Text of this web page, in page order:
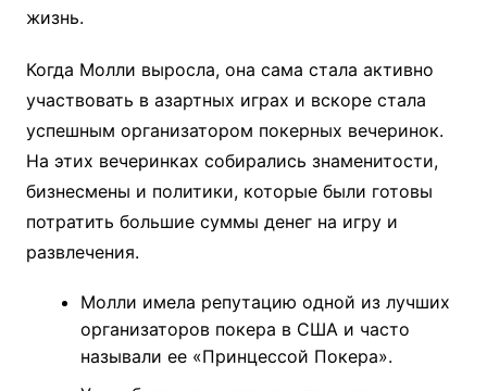
жизнь.
Когда Молли выросла, она сама стала активно
участвовать в азартных играх и вскоре стала
успешным организатором покерных вечеринок.
На этих вечеринках собирались знаменитости,
бизнесмены и политики, которые были готовы
потратить большие суммы денег на игру и
развлечения.
Молли имела репутацию одной из лучших
организаторов покера в США и часто
называли ее «Принцессой Покера».